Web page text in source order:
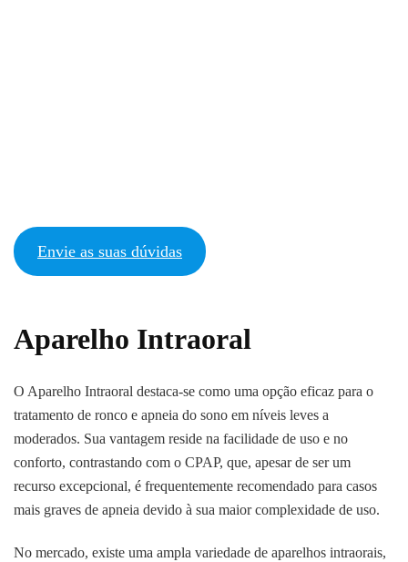
Envie as suas dúvidas
Aparelho Intraoral
O Aparelho Intraoral destaca-se como uma opção eficaz para o
tratamento de ronco e apneia do sono em níveis leves a
moderados. Sua vantagem reside na facilidade de uso e no
conforto, contrastando com o CPAP, que, apesar de ser um
recurso excepcional, é frequentemente recomendado para casos
mais graves de apneia devido à sua maior complexidade de uso.
No mercado, existe uma ampla variedade de aparelhos intraorais,